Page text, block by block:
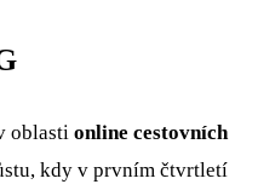
oblasti online cestovních
kdy v prvním čtvrtletí